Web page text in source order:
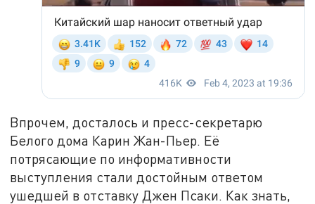
Впрочем, досталось и пресс-секретарю
Белого дома Карин Жан-Пьер. Её
потрясающие по информативности
выступления стали достойным ответом
ушедшей в отставку Джен Псаки. Как знать,